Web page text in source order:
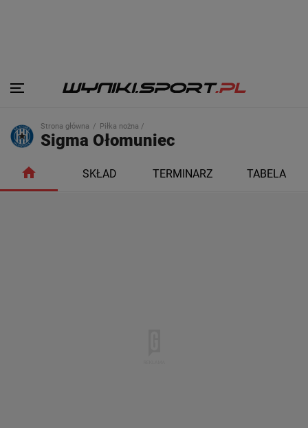
Strona główna Piłka nożna /
Sigma Ołomuniec
SKŁAD TERMINARZ TABELA